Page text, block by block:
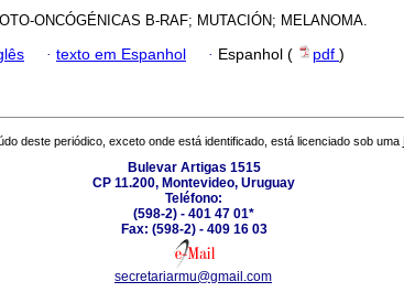
ONCÓGÉNICAS B-RAF; MUTACIÓN; MELANOMA.
· texto em Espanhol · Espanhol ( pdf )
deste periódico, exceto onde está identificado, está licenciado sob uma
Bulevar Artigas 1515
CP 11.200, Montevideo, Uruguay
Teléfono:
(598-2) - 401 47 01*
Fax: (598-2) - 409 16 03
secretariarmu@gmail.com